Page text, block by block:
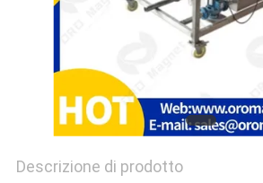
Descrizione di prodotto